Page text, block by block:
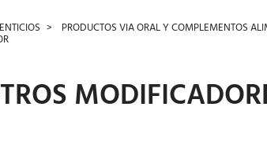
PRODUCTOS VIA ORAL Y COMPLEMENTOS